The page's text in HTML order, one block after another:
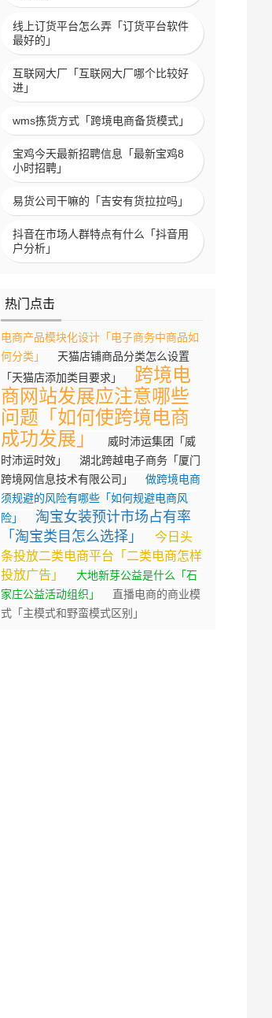
线上订货平台怎么弄「订货平台软件
最好的」
互联网大厂「互联网大厂哪个比较好
进」
wms拣货方式「跨境电商备货模式」
宝鸡今天最新招聘信息「最新宝鸡8
小时招聘」
易货公司干嘛的「吉安有货拉拉吗」
抖音在市场人群特点有什么「抖音用
户分析」
热门点击
电商产品模块化设计「电子商务中商品如
何分类」
天猫店铺商品分类怎么设置
「天猫店添加类目要求」
跨境电
商网站发展应注意哪些
问题「如何使跨境电商
成功发展」
威时沛运集团「威
时沛运时效」
湖北跨越电子商务「厦门
跨境网信息技术有限公司」
做跨境电商
须规避的风险有哪些「如何规避电商风
险」
淘宝女装预计市场占有率
「淘宝类目怎么选择」
今日头
条投放二类电商平台「二类电商怎样
投放广告」
大地新芽公益是什么「石
家庄公益活动组织」
直播电商的商业模
式「主模式和野蛮模式区别」